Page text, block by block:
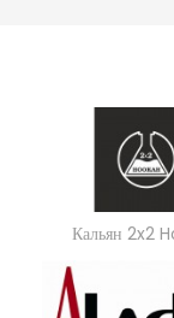
Кальян 2x2